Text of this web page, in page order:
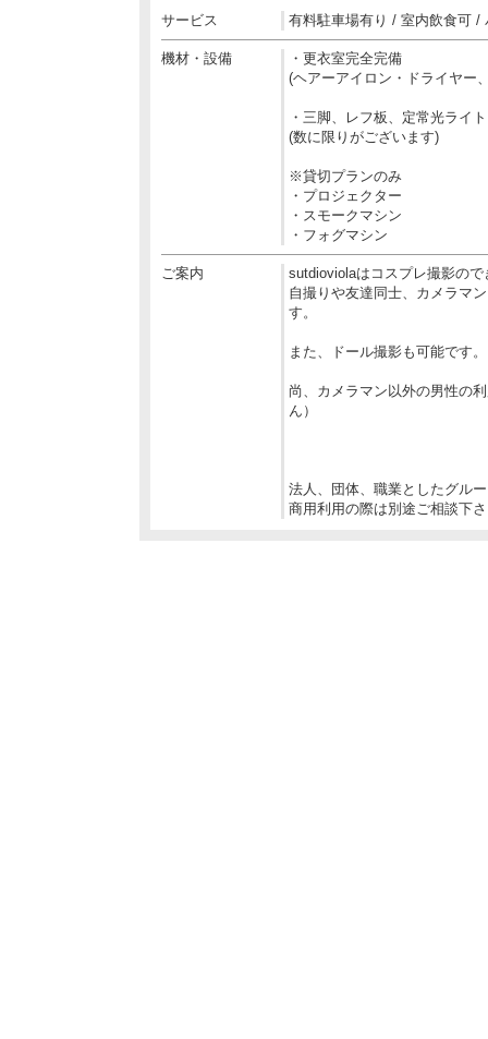
サービス 有料駐車場有り / 室内飲食可 /
機材・設備
・更衣室完全完備
(ヘアーアイロン・ドライヤー
・三脚、レフ板、定常光ライト
(数に限りがございます)
※貸切プランのみ
・プロジェクター
・スモークマシン
・フォグマシン
ご案内
sutdioviolaはコスプレ撮影の
自撮りや友達同士、カメラマ
す。
また、ドール撮影も可能です。
尚、カメラマン以外の男性の
ん）
法人、団体、職業としたグル
商用利用の際は別途ご相談下